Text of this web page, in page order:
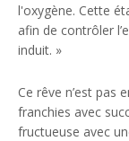
l'oxygène. Cette
afin de contrôler
induit. »
Ce rêve n’est pas
franchies avec
fructueuse avec